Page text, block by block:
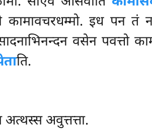
इध पन तं
वसेन पवत्तो
ति.
अत्थस्स अवुत्तत्ता.